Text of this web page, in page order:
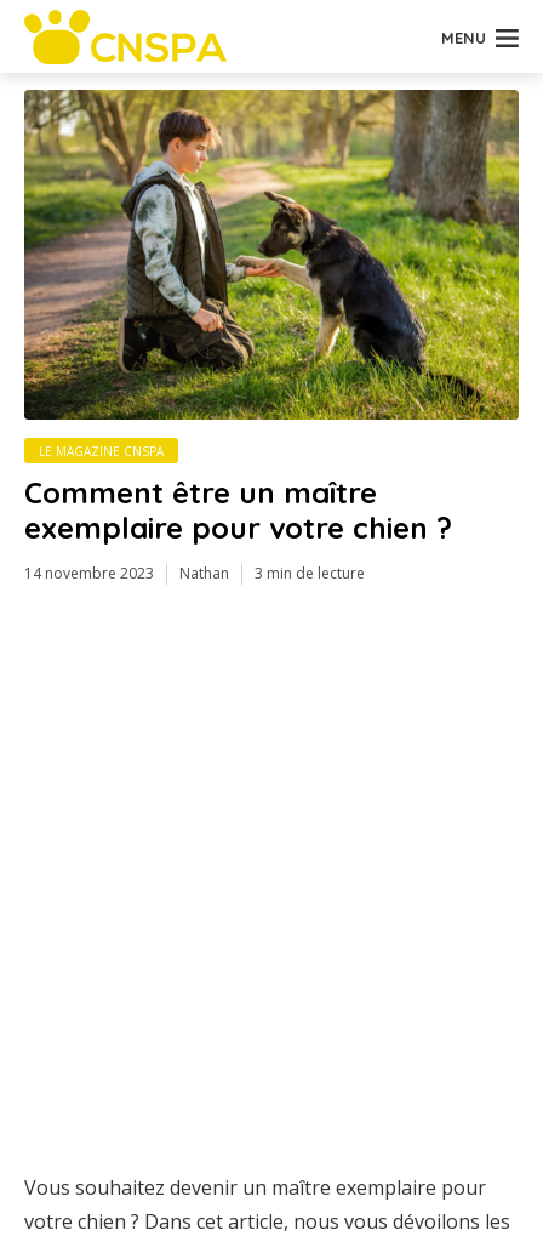
MENU
LE MAGAZINE CNSPA
Comment être un maître
exemplaire pour votre chien ?
14 novembre 2023 Nathan 3 min de lecture
Vous souhaitez devenir un maître exemplaire pour
votre chien ? Dans cet article, nous vous dévoilons les